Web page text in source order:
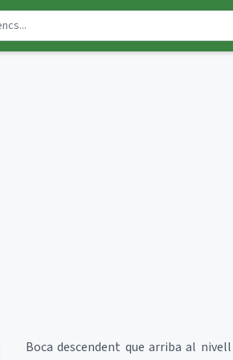
Boca descendent que arriba al